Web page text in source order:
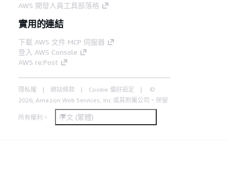
AWS 開發人員工具部落格
實用的連結
下載 AWS 文件 MCP 伺服器
登入 AWS Console
AWS re:Post
隱私權 網站條款 Cookie 偏好設定
©
2026, Amazon Web Services, Inc.或其附屬公司。保留
所有權利。 中文 (繁體)